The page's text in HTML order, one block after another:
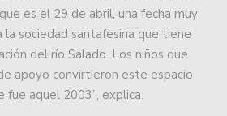
es el 29 de abril, una fecha muy
la sociedad santafesina que tiene
del río Salado. Los niños que
apoyo convirtieron este espacio
fue aquel 2003”, explica.